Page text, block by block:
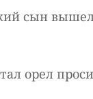
сын вышел
орел